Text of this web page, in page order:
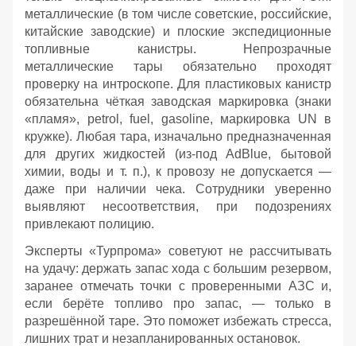
металлические (в том числе советские, российские,
китайские заводские) и плоские экспедиционные
топливные канистры. Непрозрачные
металлические тары обязательно проходят
проверку на интроскопе. Для пластиковых канистр
обязательна чёткая заводская маркировка (знаки
«пламя», petrol, fuel, gasoline, маркировка UN в
кружке). Любая тара, изначально предназначенная
для других жидкостей (из‑под AdBlue, бытовой
химии, воды и т. п.), к провозу не допускается —
даже при наличии чека. Сотрудники уверенно
выявляют несоответствия, при подозрениях
привлекают полицию.
Эксперты «Турпрома» советуют не рассчитывать
на удачу: держать запас хода с большим резервом,
заранее отмечать точки с проверенными АЗС и,
если берёте топливо про запас, — только в
разрешённой таре. Это поможет избежать стресса,
лишних трат и незапланированных остановок.